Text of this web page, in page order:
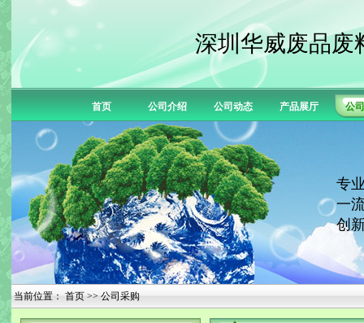
深圳华威废品废
首页 公司介绍 公司动态 产品展厅 公
专
一
创
当前位置： 首页 >> 公司采购